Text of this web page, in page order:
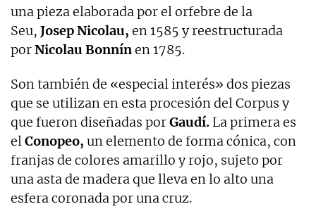
una pieza elaborada por el orfebre de la
Seu, Josep Nicolau, en 1585 y reestructurada
porNicolau Bonnínen 1785.
Son también de «especial interés» dos piezas
que se utilizan en esta procesión del Corpus y
que fueron diseñadas porGaudí. La primera es
elConopeo, un elemento de forma cónica, con
franjas de colores amarillo y rojo, sujeto por
una asta de madera que lleva en lo alto una
esfera coronada por una cruz.